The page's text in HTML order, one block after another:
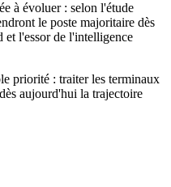
à évoluer : selon l'étude
le poste majoritaire dès
et l'essor de l'intelligence
priorité : traiter les terminaux
aujourd'hui la trajectoire